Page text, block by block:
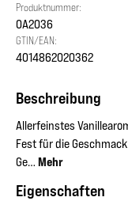
Produktnummer:
OA2036
GTIN/EAN:
4014862020362
Beschreibung
Allerfeinstes
Fest für die
Ge… Mehr
Eigenschaften